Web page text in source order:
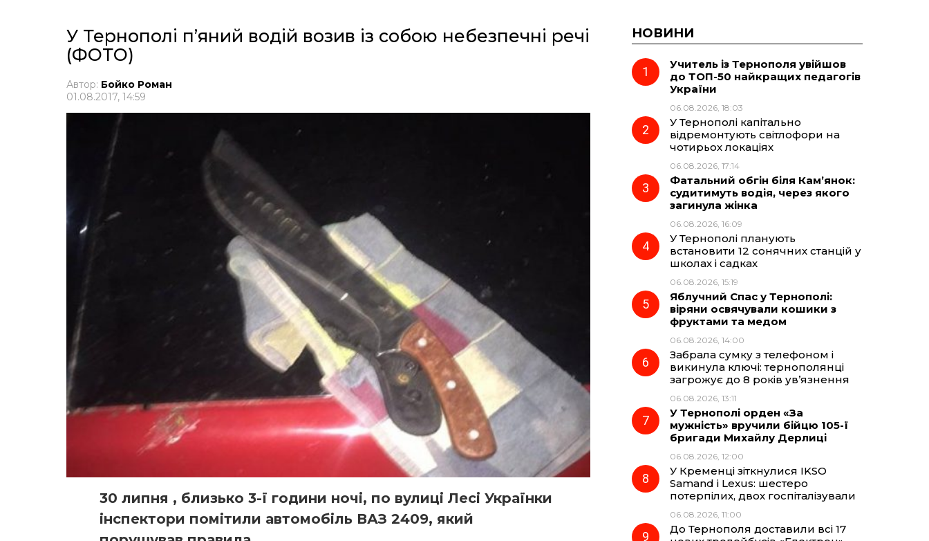
У Тернополі п’яний водій возив із собою небезпечні речі
(ФОТО)
Автор: Бойко Роман
01.08.2017, 14:59
30 липня , близько 3-ї години ночі, по вулиці Лесі Українки
інспектори помітили автомобіль ВАЗ 2409, який
НОВИНИ
Учитель із Тернополя увійшов
до ТОП-50 найкращих педагогів
України
06.08.2026, 18:03
У Тернополі капітально
відремонтують світлофори на
чотирьох локаціях
06.08.2026, 17:14
Фатальний обгін біля Кам’янок:
судитимуть водія, через якого
загинула жінка
06.08.2026, 16:09
У Тернополі планують
встановити 12 сонячних станцій у
школах і садках
06.08.2026, 15:19
Яблучний Спас у Тернополі:
віряни освячували кошики з
фруктами та медом
06.08.2026, 14:00
Забрала сумку з телефоном і
викинула ключі: тернополянці
загрожує до 8 років ув’язнення
06.08.2026, 13:11
У Тернополі орден «За
мужність» вручили бійцю 105-ї
бригади Михайлу Дерлиці
06.08.2026, 12:00
У Кременці зіткнулися IKSO
Samand і Lexus: шестеро
потерпілих, двох госпіталізували
06.08.2026, 11:00
До Тернополя доставили всі 17